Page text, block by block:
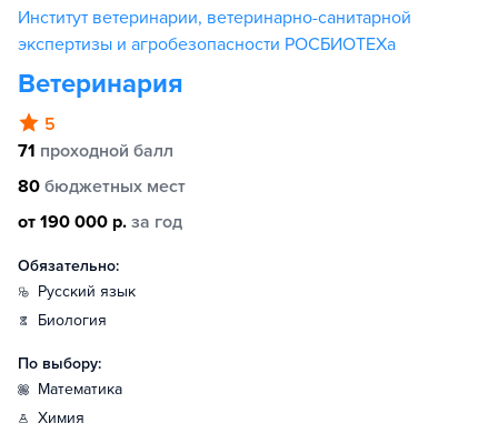
Институт ветеринарии, ветеринарно-санитарной
экспертизы и агробезопасности РОСБИОТЕХа
Ветеринария
5
71 проходной балл
80 бюджетных мест
от 190 000 р. за год
Обязательно:
русский язык
биология
По выбору:
математика
химия